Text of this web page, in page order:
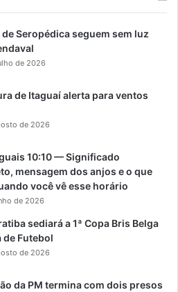
Seropédica seguem sem luz
de 2026
de Itaguaí alerta para ventos
de 2026
10:10 — Significado
mensagem dos anjos e o que
você vê esse horário
de 2026
sediará a 1ª Copa Bris Belga
de Futebol
de 2026
da PM termina com dois presos